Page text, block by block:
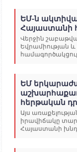
ԵՄ-ն
Հայաստանի
Վերջին
Եվրամիության
ԵՄ
հերթական
Այս
իրավիճակը
Հայաստանի